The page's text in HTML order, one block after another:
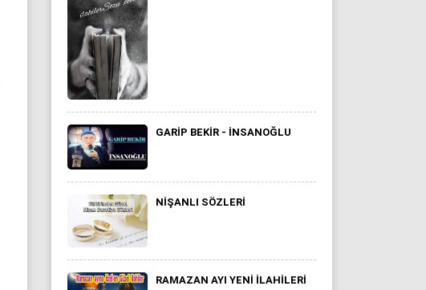
GARIP BEKIR - İNSANOĞLU
NIŞANLI SÖZLERI
RAMAZAN AYI YENI İLAHILERI